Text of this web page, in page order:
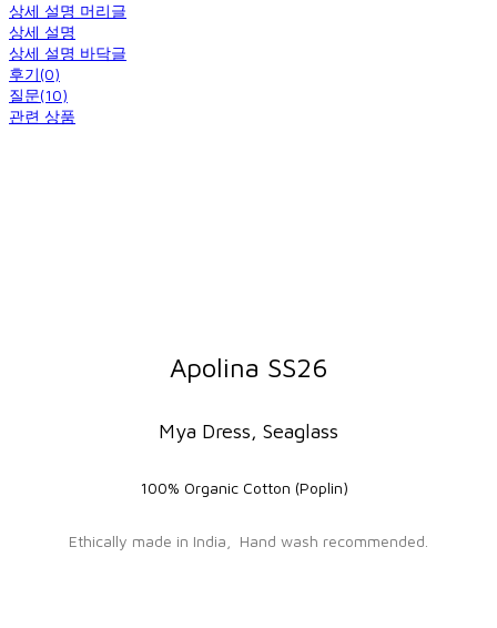
상세 설명 머리글
상세 설명
상세 설명 바닥글
후기(0)
질문(10)
관련 상품
Apolina SS26
Mya Dress, Seaglass
100% Organic Cotton (Poplin)
Ethically made in India, Hand wash recommended.